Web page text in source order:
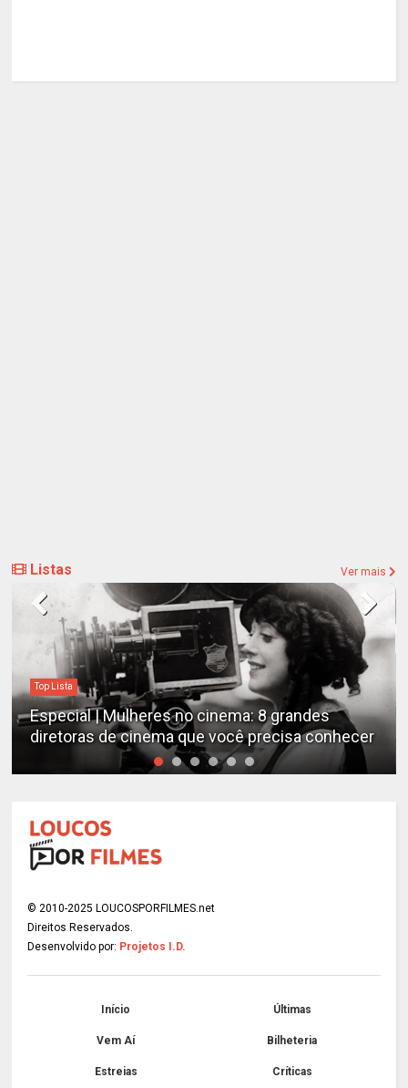
Listas Ver mais
no cinema: 8 grandes
cinema que você precisa conhecer
Destaques
Estudo
© 2010-2025 LOUCOSPORFILMES.net
Direitos Reservados.
Desenvolvido por: Projetos I.D.
Início Últimas
Vem Aí Bilheteria
Estreias Críticas